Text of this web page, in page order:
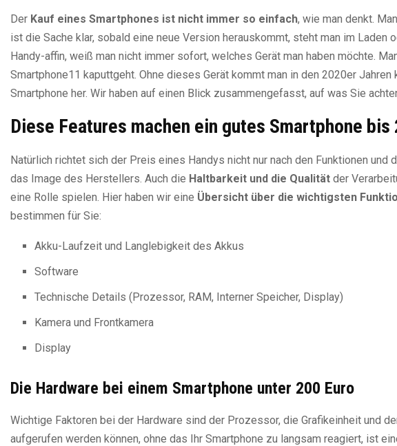
Der Kauf eines Smartphones ist nicht immer so einfach, wie man denkt.
ist die Sache klar, sobald eine neue Version herauskommt, steht man im
Handy-affin, weiß man nicht immer sofort, welches Gerät man haben möchte.
Smartphone11 kaputtgeht. Ohne dieses Gerät kommt man in den 2020er
Smartphone her. Wir haben auf einen Blick zusammengefasst, auf was Sie
Diese Features machen ein gutes Smartphone bis
Natürlich richtet sich der Preis eines Handys nicht nur nach den Funktionen
das Image des Herstellers. Auch die Haltbarkeit und die Qualität der
eine Rolle spielen. Hier haben wir eine Übersicht über die wichtigsten
bestimmen für Sie:
Akku-Laufzeit und Langlebigkeit des Akkus
Software
Technische Details (Prozessor, RAM, Interner Speicher, Display)
Kamera und Frontkamera
Display
Die Hardware bei einem Smartphone unter 200 Euro
Wichtige Faktoren bei der Hardware sind der Prozessor, die Grafikeinheit und
aufgerufen werden können, ohne das Ihr Smartphone zu langsam reagiert, ist